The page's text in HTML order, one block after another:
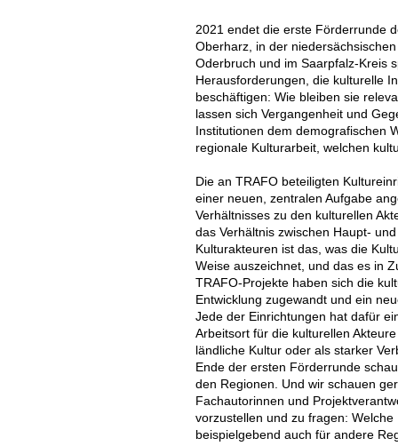
2021 endet die erste Förderrunde
Oberharz, in der
Oderbruch und im Saarpfalz-Kreis
Herausforderungen, die kulturelle
beschäftigen: Wie bleiben sie
lassen sich Vergangenheit und
Institutionen dem demografischen
regionale Kulturarbeit, welchen
Die an TRAFO beteiligten
einer neuen, zentralen Aufgabe
Verhältnisses zu den kulturellen
das Verhältnis zwischen Haupt-
Kulturakteuren ist das, was die
Weise auszeichnet, und das es in
TRAFO-Projekte haben sich die
Entwicklung zugewandt und ein
Jede der Einrichtungen hat dafür
Arbeitsort für die kulturellen
ländliche Kultur oder als starker
Ende der ersten Förderrunde
den Regionen. Und wir schauen
Fachautorinnen und
vorzustellen und zu fragen:
beispielgebend auch für andere